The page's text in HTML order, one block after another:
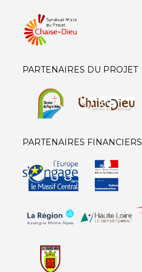
PARTENAIRES DU PROJET
PARTENAIRES FINANCIERS